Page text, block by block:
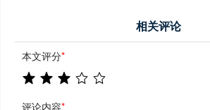
相关评论
本文评分*
评论内容*